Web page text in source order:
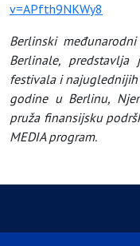
v=APfth9NKWy8
Berlinski
Berlinale,
festivala i najuglednijih
godine u Berlinu,
pruža finansijsku
MEDIA program.